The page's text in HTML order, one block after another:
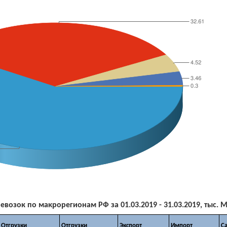
по макрорегионам РФ за 01.03.2019 - 31.03.2019, тыс.
Отгрузки
Отгрузки
Экспорт
Импорт